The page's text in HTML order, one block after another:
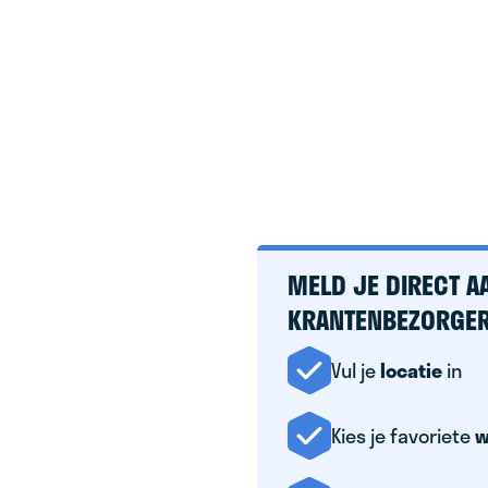
MELD JE DIRECT
Vul jelocatiein
Kies je favoriete